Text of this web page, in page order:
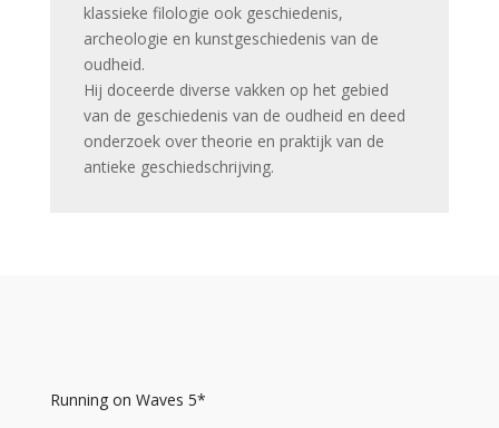
klassieke filologie ook geschiedenis,
archeologie en kunstgeschiedenis van de
oudheid.
Hij doceerde diverse vakken op het gebied
van de geschiedenis van de oudheid en deed
onderzoek over theorie en praktijk van de
antieke geschiedschrijving.
Running on Waves 5*